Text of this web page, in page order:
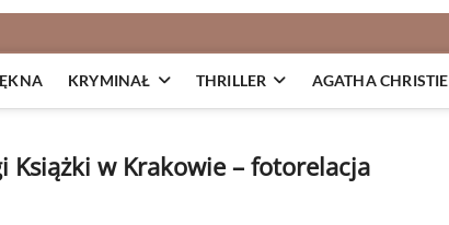
KRYMINAŁ THRILLER AGATHA CHRISTIE
Książki w Krakowie – fotorelacja